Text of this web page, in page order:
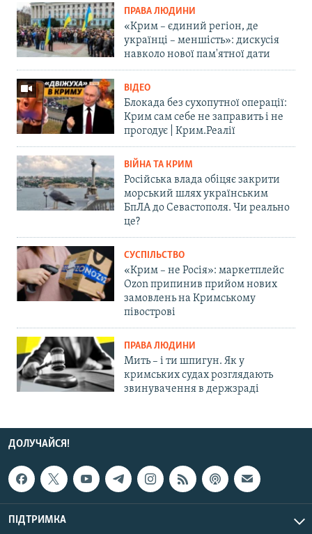
ПРАВА ЛЮДИНИ
«Крим – єдиний регіон, де
українці – меншість»: дискусія
навколо нової пам'ятної дати
ВІДЕО
Блокада без сухопутної операції:
Крим сам себе не заправить і не
прогодує | Крим.Реалії
ВІЙНА ТА КРИМ
Російська влада обіцяє закрити
морський шлях українським
БпЛА до Севастополя. Чи реально
це?
СУСПІЛЬСТВО
«Крим – не Росія»: маркетплейс
Ozon припинив прийом нових
замовлень на Кримському
півострові
ПРАВА ЛЮДИНИ
Мить – і ти шпигун. Як у
кримських судах розглядають
звинувачення в держзраді
ДОЛУЧАЙСЯ!
ПІДТРИМКА